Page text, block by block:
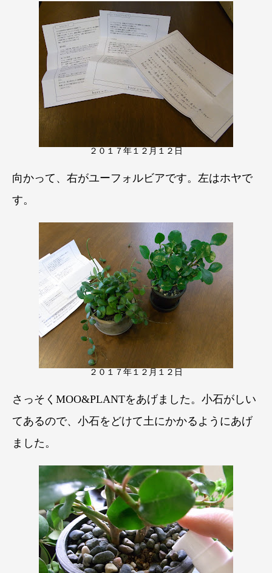
２０１７年１２月１２日
向かって、右がユーフォルビアです。左はホヤで
す。
２０１７年１２月１２日
さっそくMOO&PLANTをあげました。小石がしい
てあるので、小石をどけて土にかかるようにあげ
ました。